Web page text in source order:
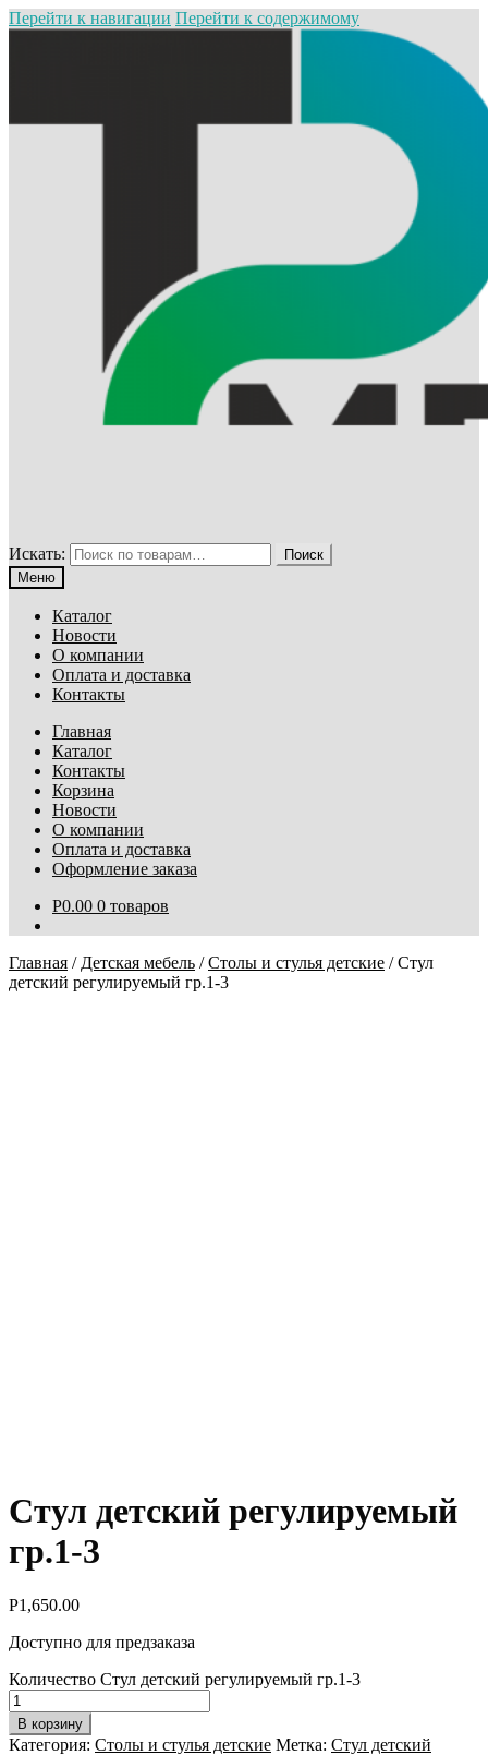
Перейти к навигации Перейти к содержимому
Искать:
Поиск
Меню
Каталог
Новости
О компании
Оплата и доставка
Контакты
Главная
Каталог
Контакты
Корзина
Новости
О компании
Оплата и доставка
Оформление заказа
Р0.00 0 товаров
Главная / Детская мебель /Столы и стулья детские /Стул
детский регулируемый гр.1-3
Стул детский регулируемый
гр.1-3
Р1,650.00
Доступно для предзаказа
Количество Стул детский регулируемый гр.1-3
В корзину
Категория: Столы и стулья детские Метка: Стул детский